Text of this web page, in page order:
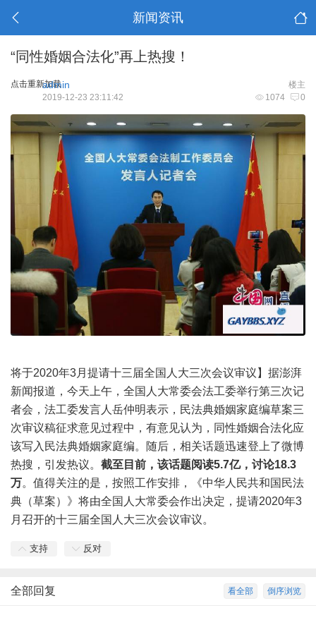
新闻资讯
“同性婚姻合法化”再上热搜！
点击重新加载 楼主
admin
1074 0
2019-12-23 23:11:42
将于2020年3月提请十三届全国人大三次会议审议】据澎湃
新闻报道，今天上午，全国人大常委会法工委举行第三次记
者会，法工委发言人岳仲明表示，民法典婚姻家庭编草案三
次审议稿征求意见过程中，有意见认为，同性婚姻合法化应
该写入民法典婚姻家庭编。随后，相关话题迅速登上了微博
热搜，引发热议。 截至目前，该话题阅读5.7亿，讨论18.3
万。值得关注的是，按照工作安排，《中华人民共和国民法
典（草案）》将由全国人大常委会作出决定，提请2020年3
月召开的十三届全国人大三次会议审议。
支持 反对
倒序浏览
看全部
全部回复